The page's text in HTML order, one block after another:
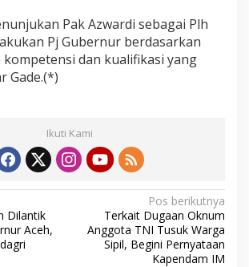
Pak Azwardi sebagai Plh
Pj Gubernur berdasarkan
dan kualifikasi yang
Gade.(*)
Ikuti Kami
Dilantik
Aceh,
Pos berikutnya
Terkait Dugaan Oknum
Anggota TNI Tusuk Warga
Sipil, Begini Pernyataan
Kapendam IM